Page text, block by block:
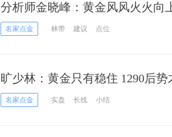
分析师金晓峰：黄金风风火火向
名家点金 林带 建议 点位
旷少林：黄金只有稳住 1290后
吧名家点金 实盘 长线 小结